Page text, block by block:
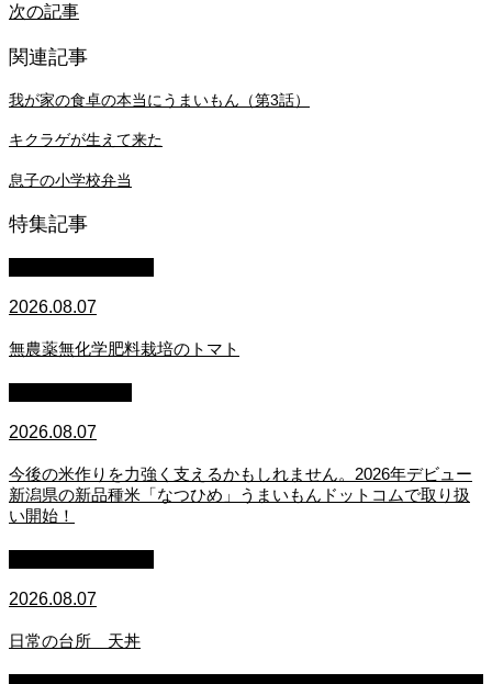
次の記事
関連記事
我が家の食卓の本当にうまいもん（第3話）
キクラゲが生えて来た
息子の小学校弁当
特集記事
2026.08.07
無農薬無化学肥料栽培のトマト
2026.08.07
今後の米作りを力強く支えるかもしれません。2026年デビュー
新潟県の新品種米「なつひめ」うまいもんドットコムで取り扱
い開始！
2026.08.07
日常の台所 天丼